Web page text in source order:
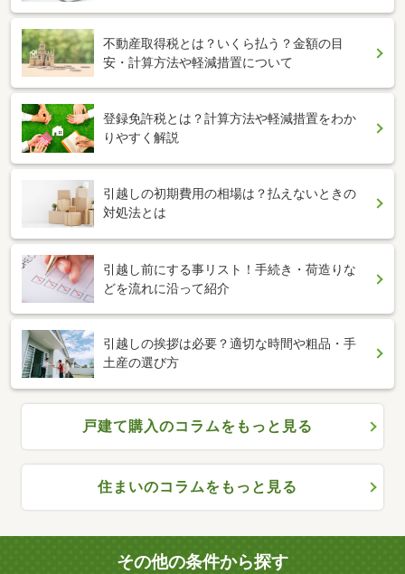
不動産取得税とは？いくら払う？金額の目
安・計算方法や軽減措置について
登録免許税とは？計算方法や軽減措置をわか
りやすく解説
引越しの初期費用の相場は？払えないときの
対処法とは
引越し前にする事リスト！手続き・荷造りな
どを流れに沿って紹介
引越しの挨拶は必要？適切な時間や粗品・手
土産の選び方
戸建て購入のコラムをもっと見る
住まいのコラムをもっと見る
その他の条件から探す